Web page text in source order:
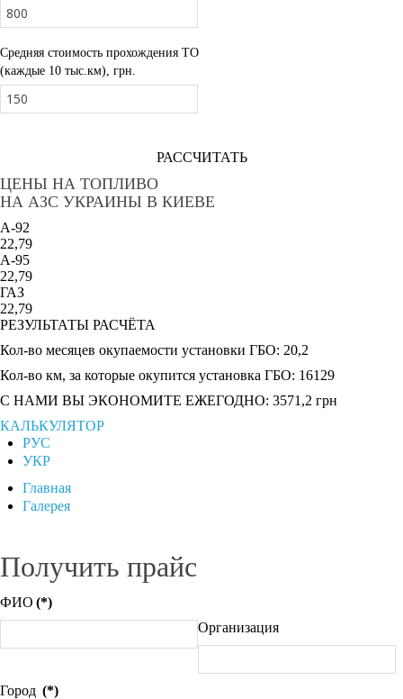
Средняя стоимость прохождения ТО
(каждые 10 тыс.км), грн.
РАССЧИТАТЬ
ЦЕНЫ НА ТОПЛИВО
НА АЗС УКРАИНЫ В КИЕВЕ
A-92
22,79
A-95
22,79
ГАЗ
22,79
РЕЗУЛЬТАТЫ РАСЧЁТА
Кол-во месяцев окупаемости установки ГБО: 20,2
Кол-во км, за которые окупится установка ГБО: 16129
С НАМИ ВЫ ЭКОНОМИТЕ ЕЖЕГОДНО: 3571,2 грн
КАЛЬКУЛЯТОР
РУС
УКР
Главная
Галерея
Получить прайс
ФИО (*)
Организация
Город (*)